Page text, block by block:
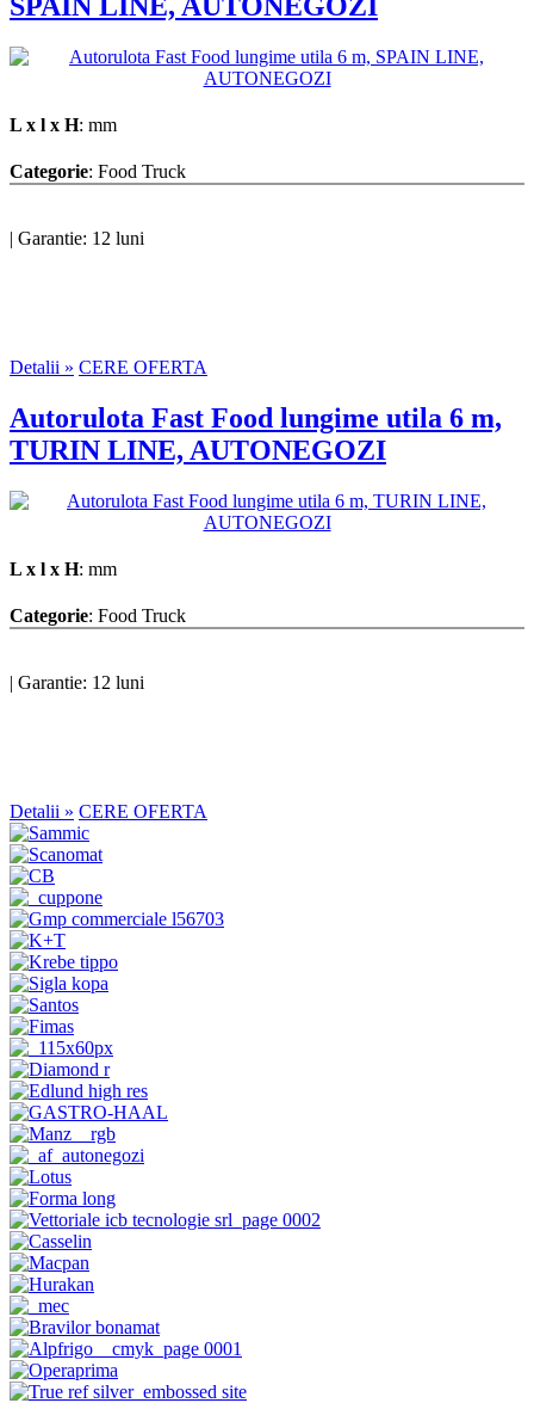
L x l x H: mm
Categorie: Food Truck
| Garantie: 12 luni
Detalii » CERE OFERTA
Autorulota Fast Food lungime utila 6 m,
TURIN LINE, AUTONEGOZI
L x l x H: mm
Categorie: Food Truck
| Garantie: 12 luni
Detalii » CERE OFERTA